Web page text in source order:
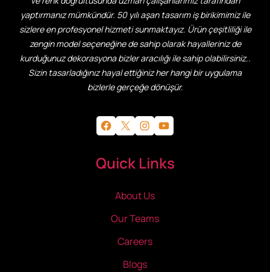
yaptırmanız mümkündür. 50 yılı aşan tasarım iş birikimimiz ile
sizlere en profesyonel hizmeti sunmaktayız. Ürün çeşitliliği ile
zengin model seçeneğine de sahip olarak hayalleriniz de
kurduğunuz dekorasyona bizler aracılığı ile sahip olabilirsiniz..
Sizin tasarladığınız hayal ettiğiniz her hangi bir uygulama
bizlerle gerçeğe dönüşür.
Facebook X Instagram YouTube
Quick Links
About Us
Our Teams
Careers
Blogs